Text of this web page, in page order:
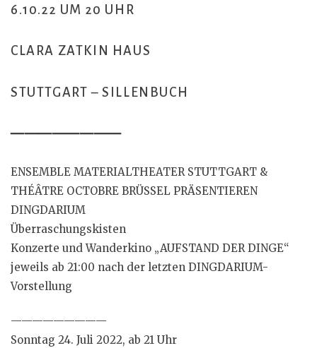
6.10.22 UM 20 UHR
CLARA ZATKIN HAUS
STUTTGART – SILLENBUCH
————————
ENSEMBLE MATERIALTHEATER STUTTGART &
THÉÂTRE OCTOBRE BRÜSSEL PRÄSENTIEREN
DINGDARIUM
Überraschungskisten
Konzerte und Wanderkino „AUFSTAND DER DINGE“
jeweils ab 21:00 nach der letzten DINGDARIUM-
Vorstellung
—————————
Sonntag 24. Juli 2022, ab 21 Uhr